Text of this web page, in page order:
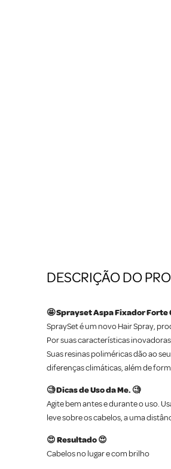
DESCRIÇÃO DO
🤩 Sprayset Aspa Fixador Forte
SpraySet é um novo Hair Spray,
Por suas características
Suas resinas poliméricas dão ao
diferenças climáticas, além de
🧐 Dicas de Uso da Me. 🧐
Agite bem antes e durante o uso.
leve sobre os cabelos, a uma
😍 Resultado 😍
Cabelos no lugar e com brilho